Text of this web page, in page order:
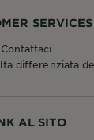
AL SITO
SERVICES
Contattaci
differenziata